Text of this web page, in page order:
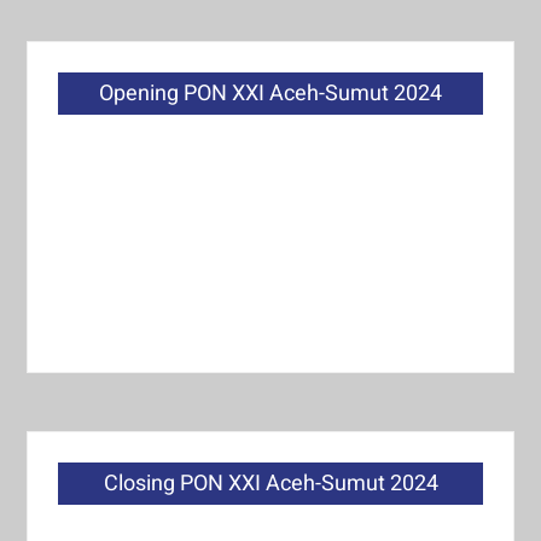
Opening PON XXI Aceh-Sumut 2024
Closing PON XXI Aceh-Sumut 2024